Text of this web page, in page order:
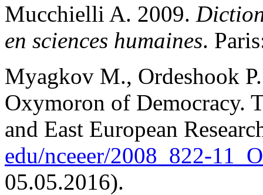
Mucchielli A. 2009.
en sciences humaines.
Myagkov M., Ordeshook
Oxymoron of Democracy.
and East European
edu/nceeer/
05.05.2016).